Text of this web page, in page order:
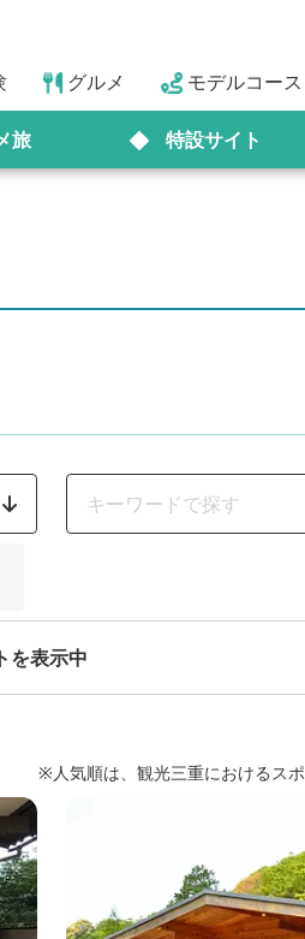
グルメ モデルコース
旅 特設サイト
を表示中
※人気順は、観光三重におけるス